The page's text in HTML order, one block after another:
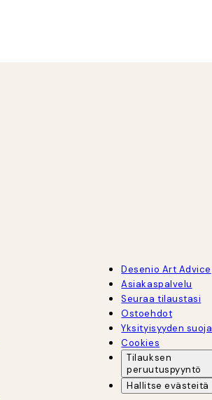
Desenio Art Advice
Asiakaspalvelu
Seuraa tilaustasi
Ostoehdot
Yksityisyyden suoja
Cookies
Tilauksen
peruutuspyyntö
Hallitse evästeitä